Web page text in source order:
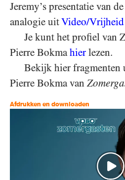
Jeremy’s presentatie van
analogie uitVideo/​Vrijheid
Je kunt het profiel van
Pierre Bokmahier lezen.
Bekijk hier fragmenten
Pierre Bokma van
Afdrukken en downloaden